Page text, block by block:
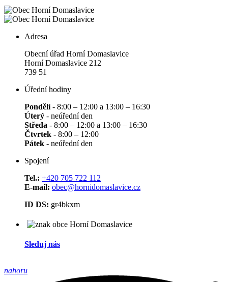
Adresa
Obecní úřad Horní Domaslavice
Horní Domaslavice 212
739 51
Úřední hodiny
Pondělí- 8:00 – 12:00 a 13:00 – 16:30
Úterý - neúřední den
Středa - 8:00 – 12:00 a 13:00 – 16:30
Čtvrtek - 8:00 – 12:00
Pátek - neúřední den
Spojení
Tel.: +420 705 722 112
E-mail: obec@hornidomaslavice.cz
ID DS: gr4bkxm
Sleduj nás
nahoru